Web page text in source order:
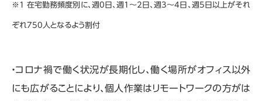
※1 在宅勤務頻度別に、週0日、週1～2日、週3～4日、週5日以上がそれ
ぞれ750人となるよう割付
・コロナ禍で働く状況が長期化し、働く場所がオフィス以外
にも広がることにより、個人作業はリモートワークの方がは